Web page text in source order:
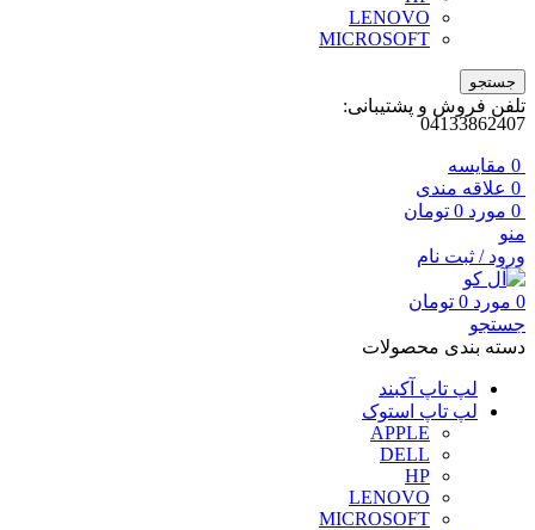
LENOVO
MICROSOFT
جستجو
تلفن فروش و پشتیبانی:
04133862407
0 مقايسه
0 علاقه مندی
0 مورد 0 تومان
منو
ورود / ثبت نام
0 مورد 0 تومان
جستجو
دسته بندی محصولات
لپ تاپ آکبند
لپ تاپ استوک
APPLE
DELL
HP
LENOVO
MICROSOFT